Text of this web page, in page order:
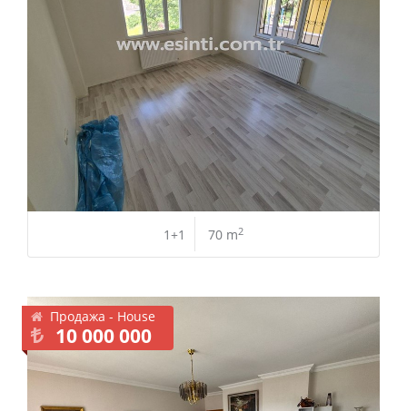
1+1 70 m2
Продажа - House
10 000 000